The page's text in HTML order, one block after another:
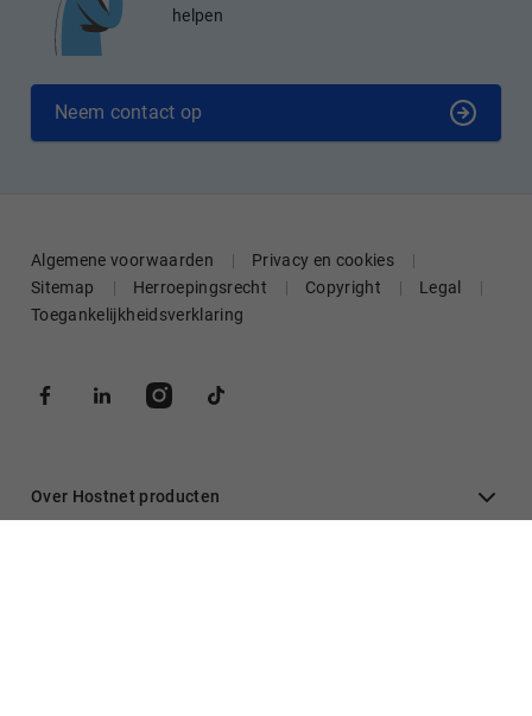
helpen
Neem contact op
Algemene voorwaarden
Privacy en cookies
Sitemap
Herroepingsrecht Copyright
Legal
Toegankelijkheidsverklaring
Over Hostnet producten